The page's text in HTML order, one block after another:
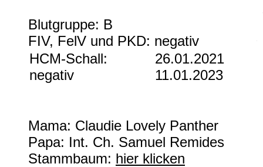
Blutgruppe: B
FIV, FelV und PKD: negativ
HCM-Schall:
negativ
26.01.2021
11.01.2023
Mama: Claudie Lovely Panther
Papa: Int. Ch. Samuel Remides
Stammbaum: hier klicken